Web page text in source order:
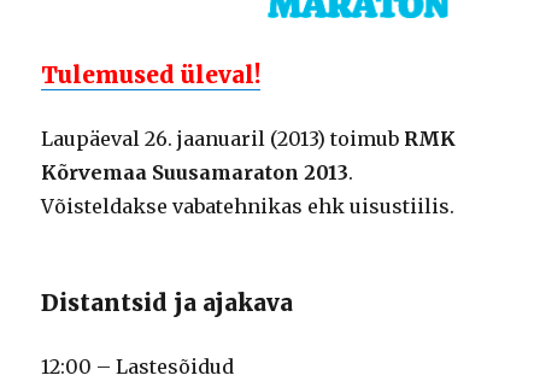
Tulemused üleval!
Laupäeval 26. jaanuaril (2013) toimub RMK
Kõrvemaa Suusamaraton 2013.
Võisteldakse vabatehnikas ehk uisustiilis.
Distantsid ja ajakava
12:00 – Lastesõidud